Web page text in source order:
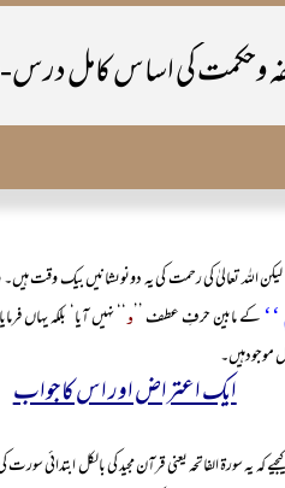
وحکمت کی اساس کامل درس-۵
لیکن اللہ تعالیٰ کی رحمت کی یہ دونوںشانیں بیک
کے مابین حرفِ عطف ’’و ‘‘ نہیں آیا‘ بلکہ یہاں
موجودہیں۔
ایک اعتراض اور اس کاجواب
یعنی قرآن مجید کی بالکل ابتدائی سورت کی